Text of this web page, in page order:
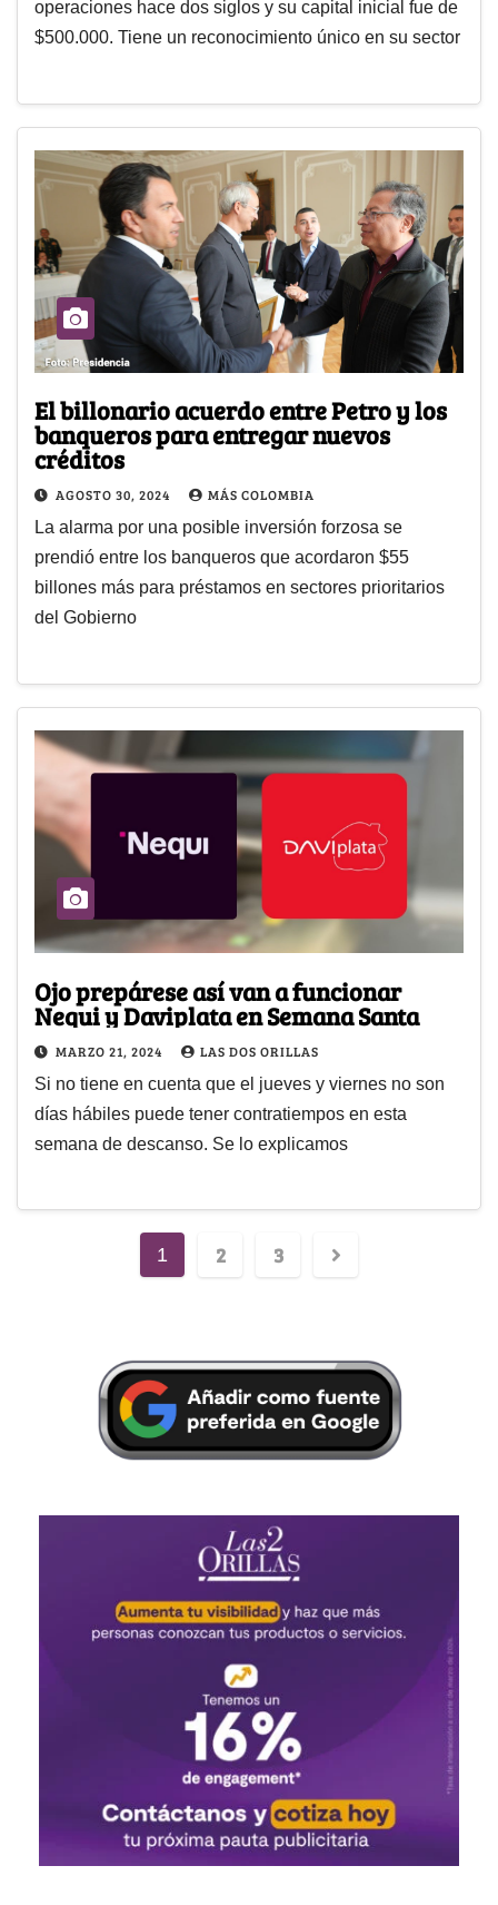
operaciones hace dos siglos y su capital inicial fue de
$500.000. Tiene un reconocimiento único en su sector
El billonario acuerdo entre Petro y los
banqueros para entregar nuevos
créditos
AGOSTO 30, 2024 MÁS COLOMBIA
La alarma por una posible inversión forzosa se
prendió entre los banqueros que acordaron $55
billones más para préstamos en sectores prioritarios
del Gobierno
Ojo prepárese así van a funcionar
Nequi y Daviplata en Semana Santa
MARZO 21, 2024 LAS DOS ORILLAS
Si no tiene en cuenta que el jueves y viernes no son
días hábiles puede tener contratiempos en esta
semana de descanso. Se lo explicamos
1 2 3